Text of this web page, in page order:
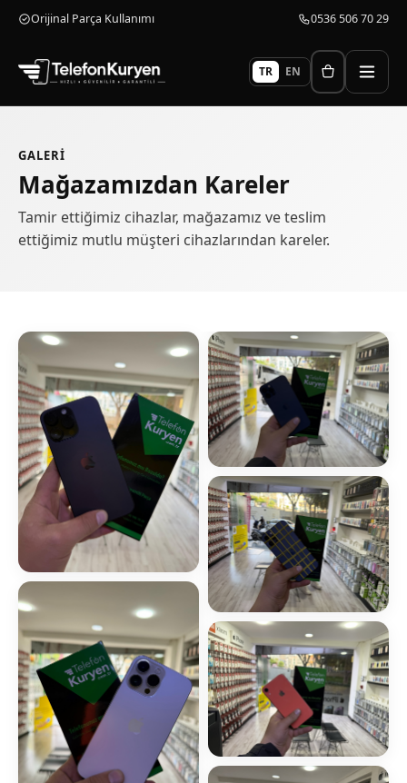
Orijinal Parça Kullanımı 0536 506 70 29
TR EN
GALERI
Mağazamızdan Kareler
Tamir ettiğimiz cihazlar, mağazamız ve teslim
ettiğimiz mutlu müşteri cihazlarından kareler.